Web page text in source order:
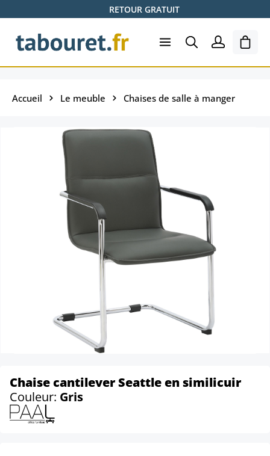
Passer au contenu principalRETOUR GRATUIT
Le
Accueil Le meuble Chaises de salle à manger
Chaise cantilever Seattle en similicuir
Couleur: Gris